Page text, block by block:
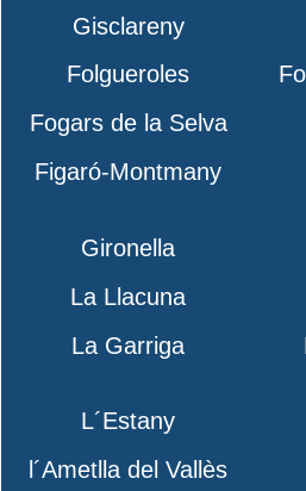
Gisclareny
Folgueroles
Fogars de la Selva
Figaró-Montmany
Gironella
La Llacuna
La Garriga
L´Estany
l´Ametlla del Vallès